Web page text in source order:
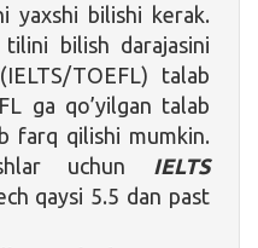
yaxshi bilishi kerak.
bilish darajasini
TOEFL) talab
ga qo’yilgan talab
farq qilishi mumkin.
uchun IELTS
qaysi 5.5 dan past